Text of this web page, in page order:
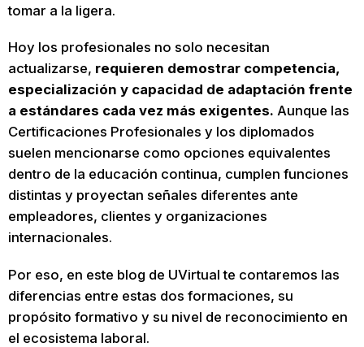
tomar a la ligera.
Hoy los profesionales no solo necesitan
actualizarse, requieren demostrar competencia,
especialización y capacidad de adaptación frente
a estándares cada vez más exigentes. Aunque las
Certificaciones Profesionales y los diplomados
suelen mencionarse como opciones equivalentes
dentro de la educación continua, cumplen funciones
distintas y proyectan señales diferentes ante
empleadores, clientes y organizaciones
internacionales.
Por eso, en este blog de UVirtual te contaremos las
diferencias entre estas dos formaciones, su
propósito formativo y su nivel de reconocimiento en
el ecosistema laboral.